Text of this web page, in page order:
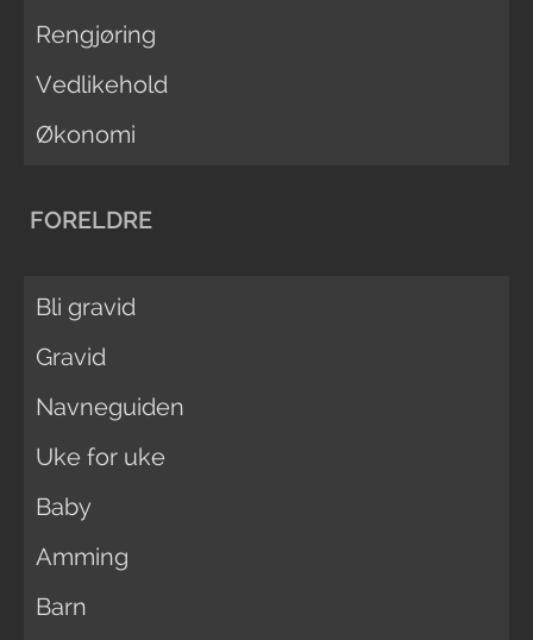
Rengjøring
Vedlikehold
Økonomi
FORELDRE
Bli gravid
Gravid
Navneguiden
Uke for uke
Baby
Amming
Barn